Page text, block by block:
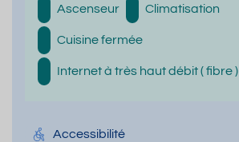
Ascenseur Climatisation
Cuisine fermée
Internet à très haut débit ( fibre )
Accessibilité